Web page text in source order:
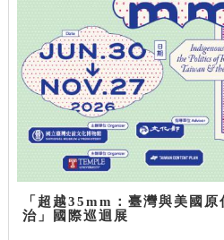
「超越35mm：臺灣與美國
治」國際巡迴展